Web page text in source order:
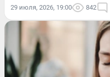
29 июля, 2026, 19:00 842